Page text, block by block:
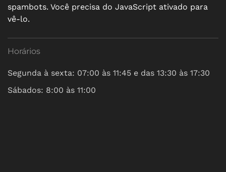
spambots. Você precisa do JavaScript ativado para
vê-lo.
Horários
Segunda à sexta: 07:00 às 11:45 e das 13:30 às 17:30
Sábados: 8:00 às 11:00